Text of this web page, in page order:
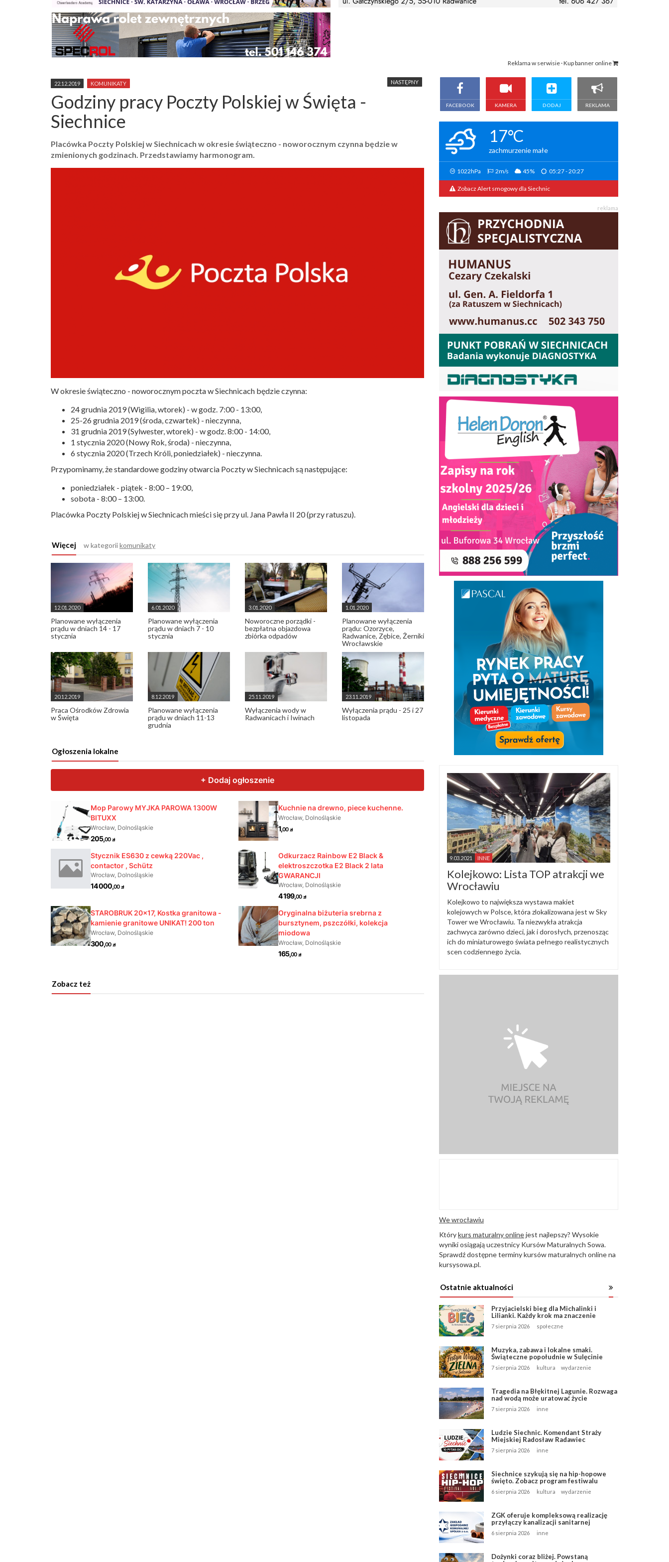
Reklama w serwisie · Kup banner online
NASTĘPNY
22.12.2019 KOMUNIKATY
Godziny pracy Poczty Polskiej w Święta -
Siechnice
Placówka Poczty Polskiej w Siechnicach w okresie świąteczno - noworocznym czynna będzie w
zmienionych godzinach. Przedstawiamy harmonogram.
W okresie świąteczno - noworocznym poczta w Siechnicach będzie czynna:
24 grudnia 2019 (Wigilia, wtorek) - w godz. 7:00 - 13:00,
25-26 grudnia 2019 (środa, czwartek) - nieczynna,
31 grudnia 2019 (Sylwester, wtorek) - w godz. 8:00 - 14:00,
1 stycznia 2020 (Nowy Rok, środa) - nieczynna,
6 stycznia 2020 (Trzech Króli, poniedziałek) - nieczynna.
Przypominamy, że standardowe godziny otwarcia Poczty w Siechnicach są następujące:
poniedziałek - piątek - 8:00 – 19:00,
sobota - 8:00 – 13:00.
Placówka Poczty Polskiej w Siechnicach mieści się przy ul. Jana Pawła II 20 (przy ratuszu).
Więcej w kategoriikomunikaty
12.01.2020
Planowane wyłączenia
prądu w dniach 14 - 17
stycznia
6.01.2020
Planowane wyłączenia
prądu w dniach 7 - 10
stycznia
3.01.2020
Noworoczne porządki -
bezpłatna objazdowa
zbiórka odpadów
1.01.2020
Planowane wyłączenia
prądu: Ozorzyce,
Radwanice, Zębice, Żerniki
Wrocławskie
20.12.2019
Praca Ośrodków Zdrowia
w Święta
8.12.2019
Planowane wyłączenia
prądu w dniach 11-13
grudnia
25.11.2019
Wyłączenia wody w
Radwanicach i Iwinach
23.11.2019
Wyłączenia prądu - 25 i 27
listopada
Ogłoszenia lokalne
Zobacz też
FACEBOOK KAMERA DODAJ REKLAMA
17°C
zachmurzenie małe
1022hPa 2m/s 45% 05:27 - 20:27
Zobacz Alert smogowy dla Siechnic
reklama
9.03.2021 INNE
Kolejkowo: Lista TOP atrakcji we
Wrocławiu
Kolejkowo to największa wystawa makiet
kolejowych w Polsce, która zlokalizowana jest w Sky
Tower we Wrocławiu. Ta niezwykła atrakcja
zachwyca zarówno dzieci, jak i dorosłych, przenosząc
ich do miniaturowego świata pełnego realistycznych
scen codziennego życia.
We wrocławiu
Którykurs maturalny onlinejest najlepszy? Wysokie
wyniki osiągają uczestnicy Kursów Maturalnych Sowa.
Sprawdź dostępne terminy kursów maturalnych online na
kursysowa.pl.
Ostatnie aktualności
Przyjacielski bieg dla Michalinki i
Lilianki. Każdy krok ma znaczenie
7 sierpnia 2026 społeczne
Muzyka, zabawa i lokalne smaki.
Świąteczne popołudnie w Sulęcinie
7 sierpnia 2026 kultura wydarzenie
Tragedia na Błękitnej Lagunie. Rozwaga
nad wodą może uratować życie
7 sierpnia 2026 inne
Ludzie Siechnic. Komendant Straży
Miejskiej Radosław Radawiec
7 sierpnia 2026 inne
Siechnice szykują się na hip-hopowe
święto. Zobacz program festiwalu
6 sierpnia 2026 kultura wydarzenie
ZGK oferuje kompleksową realizację
przyłączy kanalizacji sanitarnej
6 sierpnia 2026 inne
Dożynki coraz bliżej. Powstaną